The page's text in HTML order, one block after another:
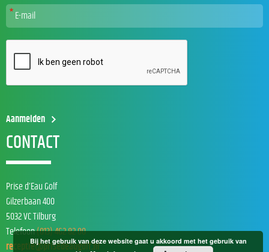
CONTACT
Prise d’Eau Golf
Gilzerbaan 400
5032 VC Tilburg
Telefoon(013) 462 82 00
receptie@prisedeaugolf.nl
Bij het gebruik van deze website gaat u akkoord met het gebruik van